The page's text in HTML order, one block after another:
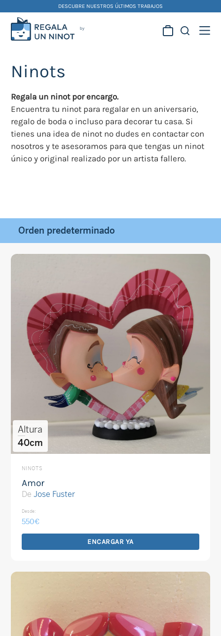
content
DESCUBRE NUESTROS ÚLTIMOS TRABAJOS
falleros y foguereros
Ninots
Regala un ninot por encargo.
Encuentra tu ninot para regalar en un aniversario,
regalo de boda o incluso para decorar tu casa. Si
tienes una idea de ninot no dudes en contactar con
nosotros y te asesoramos para que tengas un ninot
único y original realizado por un artista fallero.
Altura
40cm
NINOTS
Amor
De Jose Fuster
Desde:
550€
ENCARGAR YA